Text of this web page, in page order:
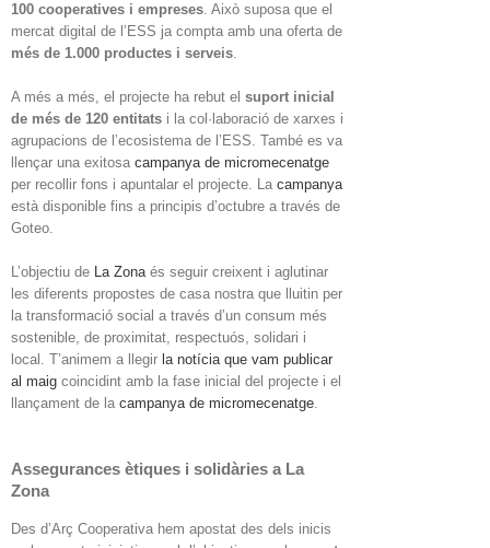
100 cooperatives i empreses. Això suposa que el
mercat digital de l’ESS ja compta amb una oferta de
més de 1.000 productes i serveis.
A més a més, el projecte ha rebut el suport inicial
de més de 120 entitats i la col·laboració de xarxes i
agrupacions de l’ecosistema de l’ESS. També es va
llençar una exitosa campanya de micromecenatge
per recollir fons i apuntalar el projecte. La campanya
està disponible fins a principis d’octubre a través de
Goteo.
L’objectiu de La Zonaés seguir creixent i aglutinar
les diferents propostes de casa nostra que lluitin per
la transformació social a través d’un consum més
sostenible, de proximitat, respectuós, solidari i
local. T’animem a llegir la notícia que vam publicar
al maig coincidint amb la fase inicial del projecte i el
llançament de la campanya de micromecenatge.
Assegurances ètiques i solidàries a La
Zona
Des d’Arç Cooperativa hem apostat des dels inicis